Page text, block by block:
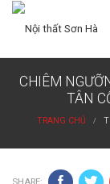
Skip
CHIÊM
TÂN
TRANG CHỦ
SHARE: